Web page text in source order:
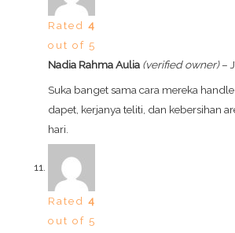
Rated4
out of 5
Nadia Rahma Aulia (verified owner) –
Suka banget sama cara mereka
dapet, kerjanya teliti, dan kebersihan
hari.
Rated4
out of 5